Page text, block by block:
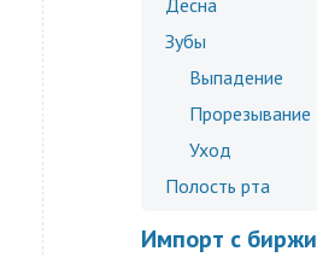
Десна
Зубы
Выпадение
Прорезывание
Уход
Полость рта
Импорт с биржи